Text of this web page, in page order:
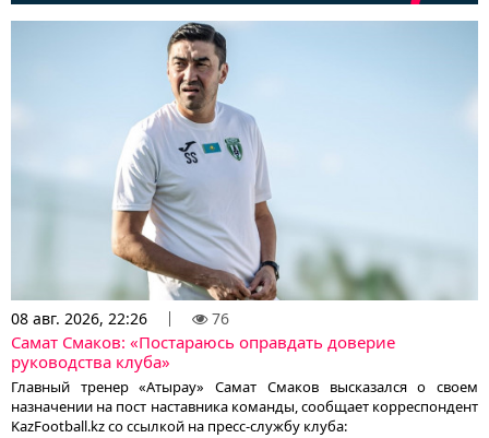
08 авг. 2026, 22:26 76
Самат Смаков: «Постараюсь оправдать доверие
руководства клуба»
Главный тренер «Атырау» Самат Смаков высказался о своем
назначении на пост наставника команды, сообщает корреспондент
KazFootball.kz со ссылкой на пресс-службу клуба: